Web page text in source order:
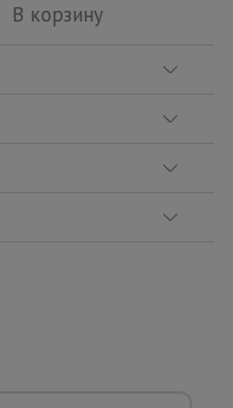
В корзину